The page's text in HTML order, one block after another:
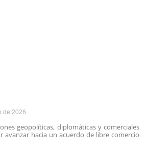
de 2026
geopolíticas, diplomáticas y comerciales
avanzar hacia un acuerdo de libre comercio